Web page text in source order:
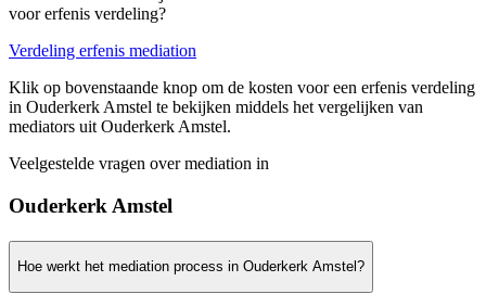
voor erfenis verdeling?
Verdeling erfenis mediation
Klik op bovenstaande knop om de kosten voor een erfenis verdeling
in Ouderkerk Amstel te bekijken middels het vergelijken van
mediators uit Ouderkerk Amstel.
Veelgestelde vragen over mediation in
Ouderkerk Amstel
Hoe werkt het mediation process in Ouderkerk Amstel?